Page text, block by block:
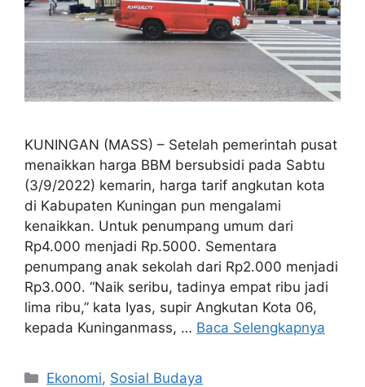
KUNINGAN (MASS) – Setelah pemerintah pusat
menaikkan harga BBM bersubsidi pada Sabtu
(3/9/2022) kemarin, harga tarif angkutan kota
di Kabupaten Kuningan pun mengalami
kenaikkan. Untuk penumpang umum dari
Rp4.000 menjadi Rp.5000. Sementara
penumpang anak sekolah dari Rp2.000 menjadi
Rp3.000. “Naik seribu, tadinya empat ribu jadi
lima ribu,” kata Iyas, supir Angkutan Kota 06,
kepada Kuninganmass, … Baca Selengkapnya
Kategori
Ekonomi, Sosial Budaya